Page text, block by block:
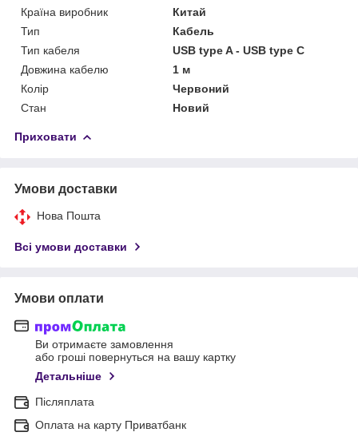
Країна виробник
Китай
Тип
Кабель
Тип кабеля
USB type A - USB type C
Довжина кабелю
1 м
Колір
Червоний
Стан
Новий
Приховати
Умови доставки
Нова Пошта
Всі умови доставки
Умови оплати
Ви отримаєте замовлення
або гроші повернуться на вашу картку
Детальніше
Післяплата
Оплата на карту Приватбанк